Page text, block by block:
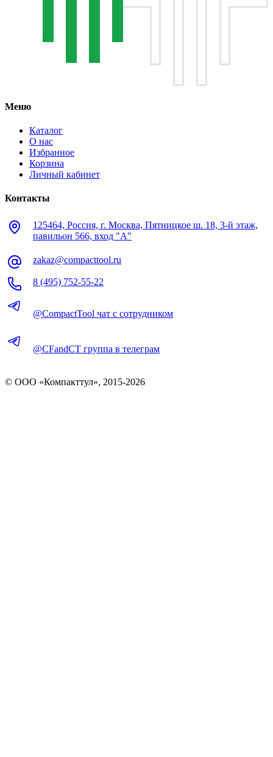
Меню
Каталог
О нас
Избранное
Корзина
Личный кабинет
Контакты
125464, Россия, г. Москва, Пятницкое ш. 18, 3-й этаж,
павильон 566, вход "А"
zakaz@compacttool.ru
8 (495) 752-55-22
@CompactTool чат с сотрудником
@CFandCT группа в телеграм
© OOO «Компакттул», 2015-2026